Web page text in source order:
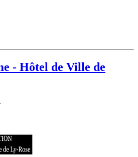
- Hôtel de Ville de